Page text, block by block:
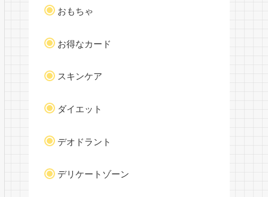
おもちゃ
お得なカード
スキンケア
ダイエット
デオドラント
デリケートゾーン